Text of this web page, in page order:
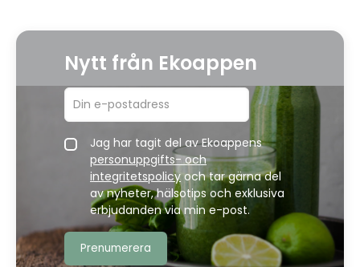
Nytt från Ekoappen
Jag har tagit del av Ekoappens
personuppgifts- och
integritetspolicyoch tar gärna del
av nyheter, hälsotips och exklusiva
erbjudanden via min e-post.